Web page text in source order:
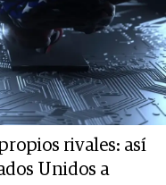
rivales: así
Unidos a